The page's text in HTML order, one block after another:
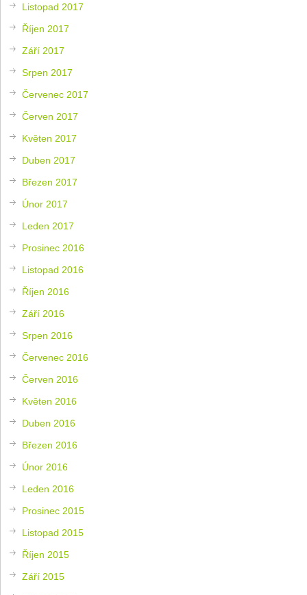
Listopad 2017
Říjen 2017
Září 2017
Srpen 2017
Červenec 2017
Červen 2017
Květen 2017
Duben 2017
Březen 2017
Únor 2017
Leden 2017
Prosinec 2016
Listopad 2016
Říjen 2016
Září 2016
Srpen 2016
Červenec 2016
Červen 2016
Květen 2016
Duben 2016
Březen 2016
Únor 2016
Leden 2016
Prosinec 2015
Listopad 2015
Říjen 2015
Září 2015